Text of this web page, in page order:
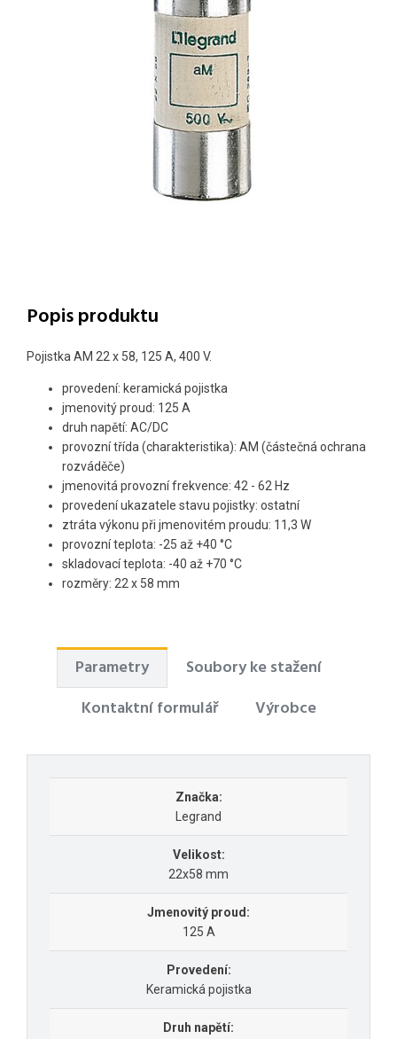
Popis produktu
Pojistka AM 22 x 58, 125 A, 400 V.
provedení: keramická pojistka
jmenovitý proud: 125 A
druh napětí: AC/DC
provozní třída (charakteristika): AM (částečná ochrana
rozváděče)
jmenovitá provozní frekvence: 42 - 62 Hz
provedení ukazatele stavu pojistky: ostatní
ztráta výkonu při jmenovitém proudu: 11,3 W
provozní teplota: -25 až +40 °C
skladovací teplota: -40 až +70 °C
rozměry: 22 x 58 mm
Parametry
Soubory ke stažení
Kontaktní formulář
Výrobce
Značka:
Legrand
Velikost:
22x58 mm
Jmenovitý proud:
125 A
Provedení:
Keramická pojistka
Druh napětí: